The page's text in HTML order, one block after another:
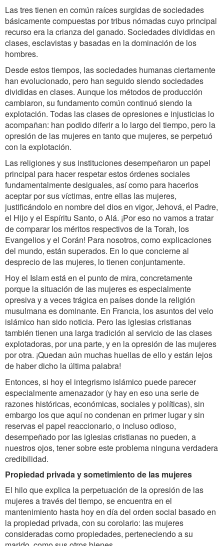
Las tres tienen en común raíces surgidas de sociedades
básicamente compuestas por tribus nómadas cuyo principal
recurso era la crianza del ganado. Sociedades divididas en
clases, esclavistas y basadas en la dominación de los
hombres.
Desde estos tiempos, las sociedades humanas ciertamente
han evolucionado, pero han seguido siendo sociedades
divididas en clases. Aunque los métodos de producción
cambiaron, su fundamento común continuó siendo la
explotación. Todas las clases de opresiones e injusticias lo
acompañan: han podido diferir a lo largo del tiempo, pero la
opresión de las mujeres en tanto que mujeres, se perpetuó
con la explotación.
Las religiones y sus instituciones desempeñaron un papel
principal para hacer respetar estos órdenes sociales
fundamentalmente desiguales, así como para hacerlos
aceptar por sus víctimas, entre ellas las mujeres,
justificándolo en nombre del dios en vigor, Jehová, el Padre,
el Hijo y el Espíritu Santo, o Alá. ¡Por eso no vamos a tratar
de comparar los méritos respectivos de la Torah, los
Evangelios y el Corán! Para nosotros, como explicaciones
del mundo, están superados. En lo que concierne al
desprecio de las mujeres, lo tienen conjuntamente.
Hoy el Islam está en el punto de mira, concretamente
porque la situación de las mujeres es especialmente
opresiva y a veces trágica en países donde la religión
musulmana es dominante. En Francia, los asuntos del velo
islámico han sido noticia. Pero las iglesias cristianas
también tienen una larga tradición al servicio de las clases
explotadoras, por una parte, y en la opresión de las mujeres
por otra. ¡Quedan aún muchas huellas de ello y están lejos
de haber dicho la última palabra!
Entonces, si hoy el integrismo islámico puede parecer
especialmente amenazador (y hay en eso una serie de
razones históricas, económicas, sociales y políticas), sin
embargo los que aquí no condenan en primer lugar y sin
reservas el papel reaccionario, o incluso odioso,
desempeñado por las iglesias cristianas no pueden, a
nuestros ojos, tener sobre este problema ninguna verdadera
credibilidad.
Propiedad privada y sometimiento de las mujeres
El hilo que explica la perpetuación de la opresión de las
mujeres a través del tiempo, se encuentra en el
mantenimiento hasta hoy en día del orden social basado en
la propiedad privada, con su corolario: las mujeres
consideradas como propiedades, perteneciendo a su